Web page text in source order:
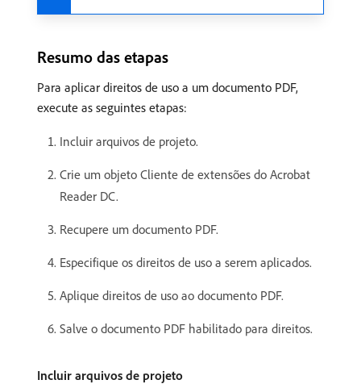
Resumo das etapas
Para aplicar direitos de uso a um documento PDF,
execute as seguintes etapas:
Incluir arquivos de projeto.
Crie um objeto Cliente de extensões do Acrobat
Reader DC.
Recupere um documento PDF.
Especifique os direitos de uso a serem aplicados.
Aplique direitos de uso ao documento PDF.
Salve o documento PDF habilitado para direitos.
Incluir arquivos de projeto